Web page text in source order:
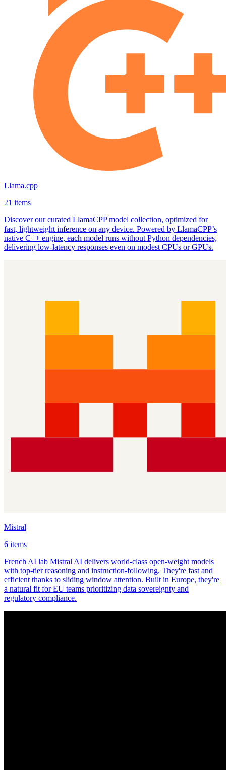
Llama.cpp
21 items
Discover our curated LlamaCPP model collection, optimized for
fast, lightweight inference on any device. Powered by LlamaCPP’s
native C++ engine, each model runs without Python dependencies,
delivering low‑latency responses even on modest CPUs or GPUs.
Mistral
6 items
French AI lab Mistral AI delivers world-class open-weight models
with top-tier reasoning and instruction-following. They're fast and
efficient thanks to sliding window attention. Built in Europe, they're
a natural fit for EU teams prioritizing data sovereignty and
regulatory compliance.